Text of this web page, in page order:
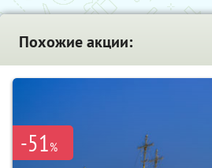
Похожие акции:
-51%